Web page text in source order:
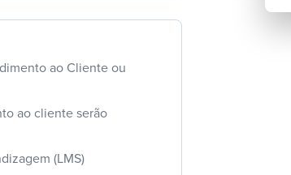
ao Cliente ou
ao cliente serão
(LMS)